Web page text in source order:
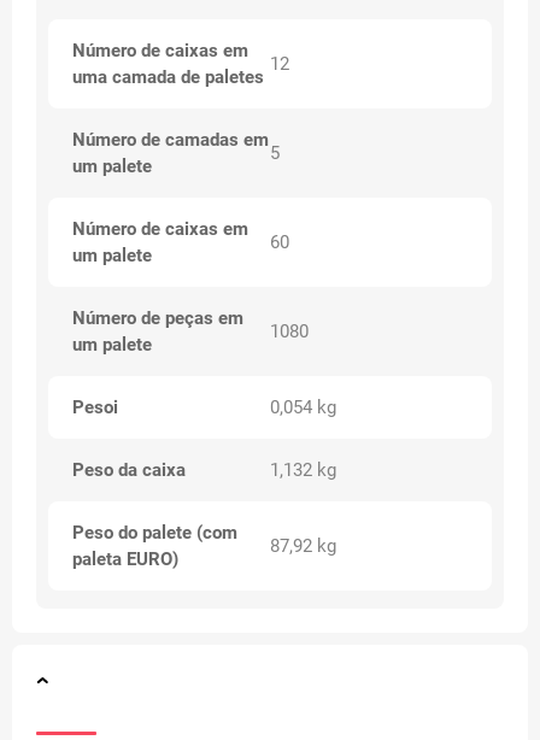
Número de caixas em
uma camada de paletes
12
Número de camadas em
um palete
5
Número de caixas em
um palete
60
Número de peças em
um palete
1080
Pesoi 0,054 kg
Peso da caixa 1,132 kg
Peso do palete (com
paleta EURO)
87,92 kg